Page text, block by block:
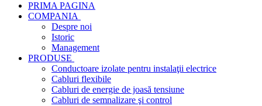
PRIMA PAGINA
COMPANIA
Despre noi
Istoric
Management
PRODUSE
Conductoare izolate pentru instalaţii electrice
Cabluri flexibile
Cabluri de energie de joasă tensiune
Cabluri de semnalizare şi control